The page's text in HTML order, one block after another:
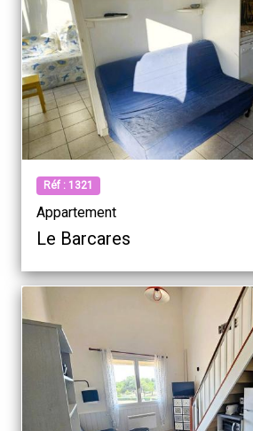
Réf : 1321
Appartement
Le Barcares